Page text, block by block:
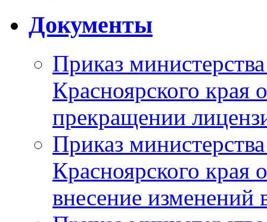
Документы
Приказ
Красноярского
прекращении
Приказ
Красноярского
внесение изменений